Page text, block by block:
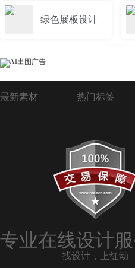
绿色展板设计
6.26国际禁毒日展板设
展板照片排版设计
消防部队展板设计
学校光荣榜展板设计
消防宣传展板设计
最新素材 热门标签
专业在线设计
找设计，上红动